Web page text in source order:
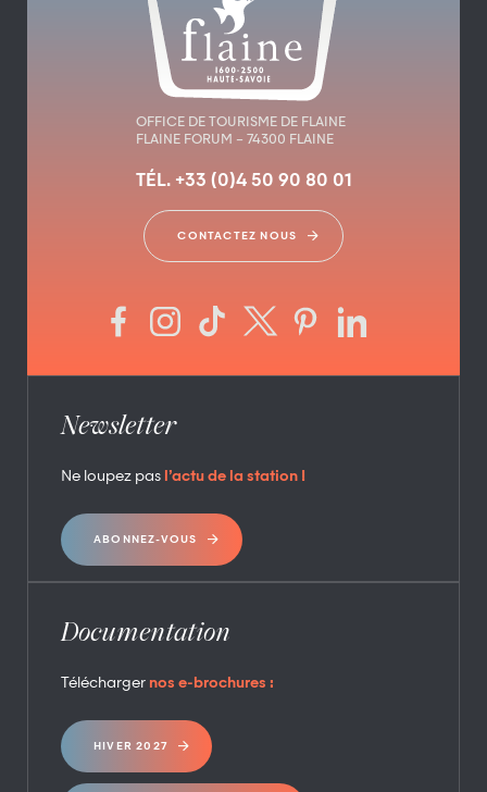
OFFICE DE TOURISME DE FLAINE
FLAINE FORUM – 74300 FLAINE
TÉL. +33 (0)4 50 90 80 01
CONTACTEZ NOUS
Newsletter
Ne loupez pas l’actu de la station !
ABONNEZ-VOUS
Documentation
Télécharger nos e-brochures :
HIVER 2027